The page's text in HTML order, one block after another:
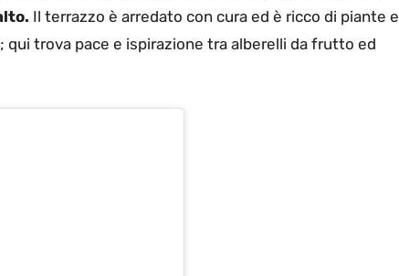
Il terrazzo è arredato con cura ed è ricco di piante e
qui trova pace e ispirazione tra alberelli da frutto ed